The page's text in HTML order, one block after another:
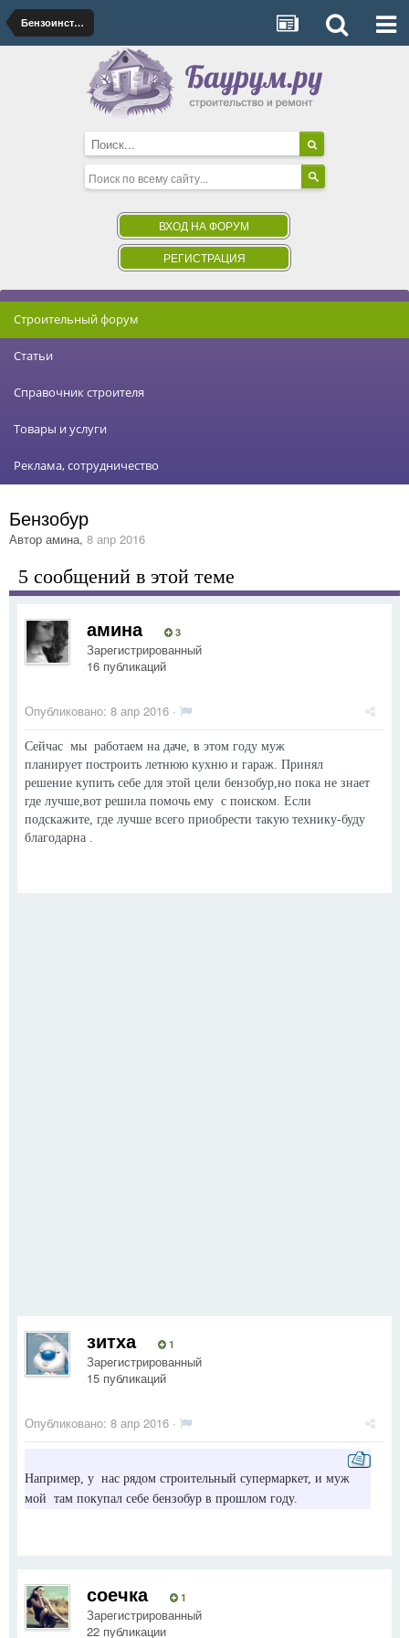
Бензоинструмент
ВХОД НА ФОРУМ
РЕГИСТРАЦИЯ
Строительный форум
Статьи
Справочник строителя
Товары и услуги
Реклама, сотрудничество
Бензобур
Автор амина, 8 апр 2016
5 сообщений в этой теме
амина 3
Зарегистрированный
16 публикаций
Опубликовано: 8 апр 2016 ·
Сейчас мы работаем на даче, в этом году муж
планирует построить летнюю кухню и гараж. Принял
решение купить себе для этой цели бензобур,но пока не знает
где лучше,вот решила помочь ему с поиском. Если
подскажите, где лучше всего приобрести такую технику-буду
благодарна .
зитха 1
Зарегистрированный
15 публикаций
Опубликовано: 8 апр 2016 ·
Например, у нас рядом строительный супермаркет, и муж
мой там покупал себе бензобур в прошлом году.
соечка 1
Зарегистрированный
22 публикации